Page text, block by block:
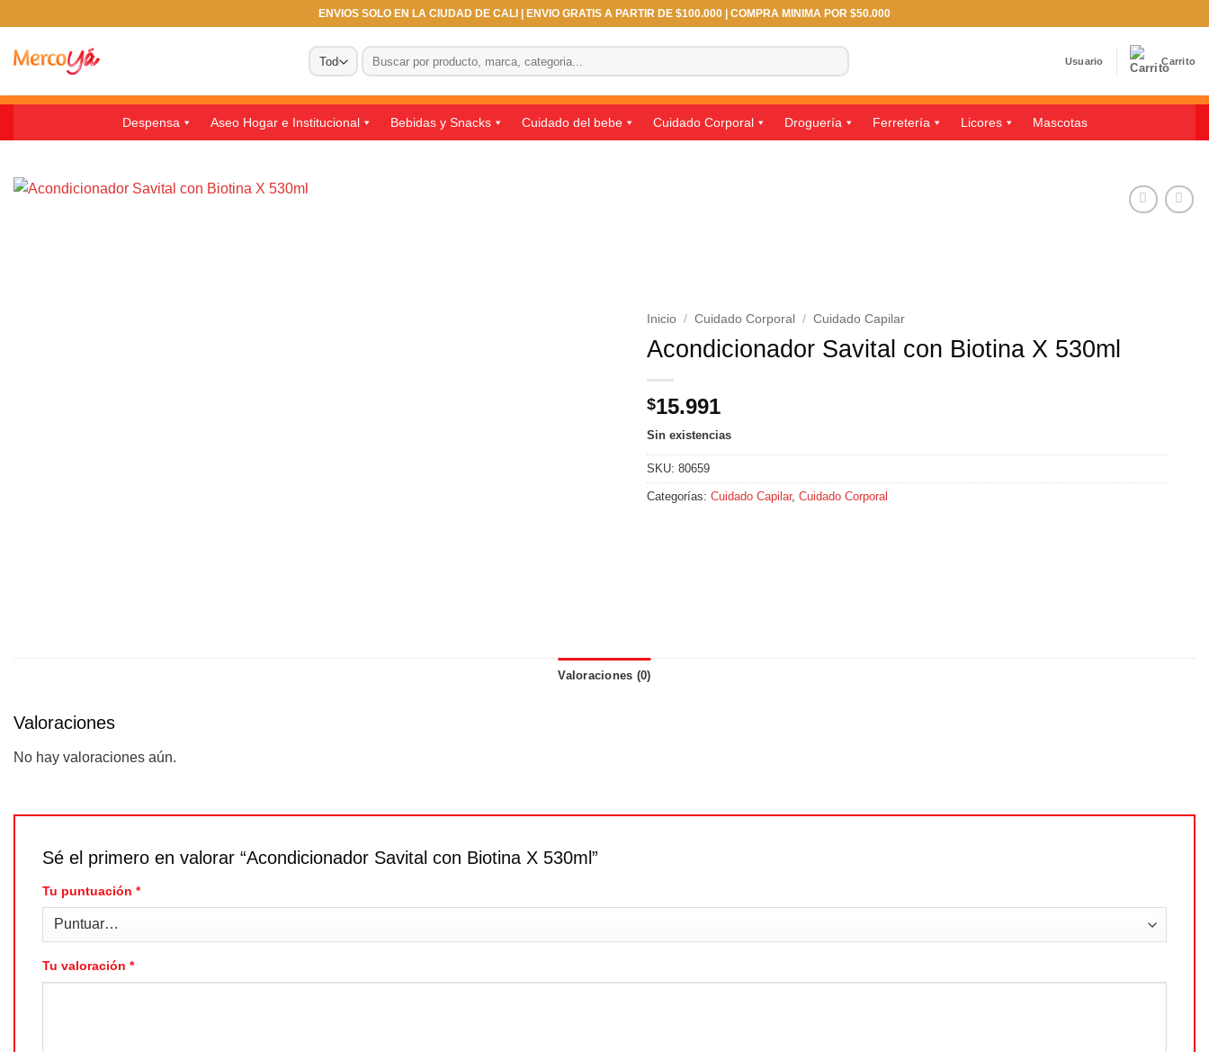
contenido
ENVIOS SOLO EN LA CIUDAD DE CALI | ENVIO GRATIS A PARTIR DE $100.000 | COMPRA MINIMA POR $50.000
Buscar
por:
Usuario Carrito
Despensa Aseo Hogar e Institucional Bebidas y Snacks Cuidado del bebe Cuidado Corporal Droguería Ferretería Licores Mascotas
Inicio / Cuidado Corporal / Cuidado Capilar
Acondicionador Savital con Biotina X 530ml
$15.991
Sin existencias
SKU:80659
Categorías:Cuidado Capilar,Cuidado Corporal
Valoraciones (0)
Valoraciones
No hay valoraciones aún.
Sé el primero en valorar “Acondicionador Savital con Biotina X 530ml”
Tu puntuación *
Tu valoración *